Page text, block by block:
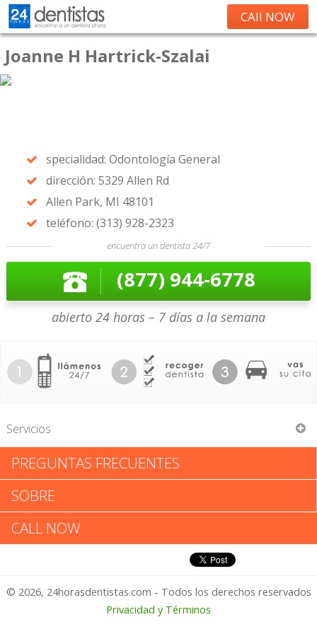
CAll NOW
Joanne H Hartrick-Szalai
specialidad: Odontología General
dirección: 5329 Allen Rd
Allen Park, MI 48101
teléfono: (313) 928-2323
encuentra un dentista 24/7
(877) 944-6778
abierto 24 horas – 7 días a la semana
Servicios
Joanne H Hartrick-Szalai
Joanne H Hartrick-Szalai:
Califica tu Experiencia
1 – No Feliz
PREGUNTAS FRECUENTES
SOBRE
CALL NOW
© 2026, 24horasdentistas.com - Todos los derechos reservados
Privacidad y Términos